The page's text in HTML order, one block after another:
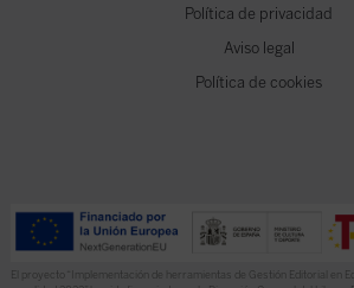
Política de privacidad
Aviso legal
Política de cookies
El proyecto “Implementación de herramientas de Gestión Editorial en